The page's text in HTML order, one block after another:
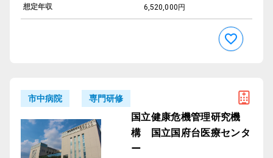
想定年収 6,520,000円
市中病院 専門研修
国立健康危機管理研究機
構 国立国府台医療センタ
ー